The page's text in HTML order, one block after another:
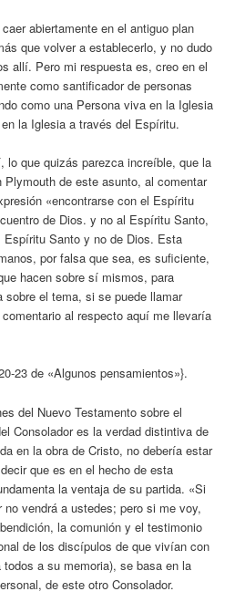
abiertamente en el antiguo plan
que volver a establecerlo, y no dudo
allí. Pero mi respuesta es, creo en el
como santificador de personas
como una Persona viva en la Iglesia
la Iglesia a través del Espíritu.
lo que quizás parezca increíble, que la
Plymouth de este asunto, al comentar
«encontrarse con el Espíritu
de Dios. y no al Espíritu Santo,
Santo y no de Dios. Esta
por falsa que sea, es suficiente,
hacen sobre sí mismos, para
sobre el tema, si se puede llamar
al respecto aquí me llevaría
23 de «Algunos pensamientos»}.
del Nuevo Testamento sobre el
Consolador es la verdad distintiva de
en la obra de Cristo, no debería estar
que es en el hecho de esta
la ventaja de su partida. «Si
no vendrá a ustedes; pero si me voy,
la comunión y el testimonio
de los discípulos de que vivían con
a su memoria), se basa en la
de este otro Consolador.